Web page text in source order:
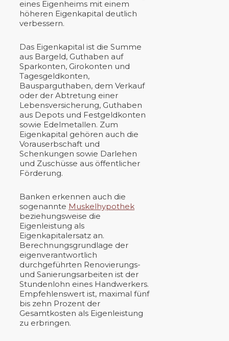
eines Eigenheims mit einem
höheren Eigenkapital deutlich
verbessern.
Das Eigenkapital ist die Summe
aus Bargeld, Guthaben auf
Sparkonten, Girokonten und
Tagesgeldkonten,
Bausparguthaben, dem Verkauf
oder der Abtretung einer
Lebensversicherung, Guthaben
aus Depots und Festgeldkonten
sowie Edelmetallen. Zum
Eigenkapital gehören auch die
Vorauserbschaft und
Schenkungen sowie Darlehen
und Zuschüsse aus öffentlicher
Förderung.
Banken erkennen auch die
sogenannte Muskelhypothek
beziehungsweise die
Eigenleistung als
Eigenkapitalersatz an.
Berechnungsgrundlage der
eigenverantwortlich
durchgeführten Renovierungs-
und Sanierungsarbeiten ist der
Stundenlohn eines Handwerkers.
Empfehlenswert ist, maximal fünf
bis zehn Prozent der
Gesamtkosten als Eigenleistung
zu erbringen.